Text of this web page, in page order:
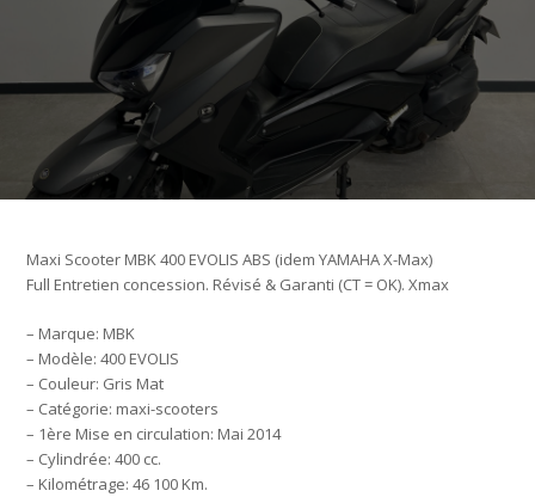
Maxi Scooter MBK 400 EVOLIS ABS (idem YAMAHA X-Max)
Full Entretien concession. Révisé & Garanti (CT = OK). Xmax
– Marque: MBK
– Modèle: 400 EVOLIS
– Couleur: Gris Mat
– Catégorie: maxi-scooters
– 1ère Mise en circulation: Mai 2014
– Cylindrée: 400 cc.
– Kilométrage: 46 100 Km.